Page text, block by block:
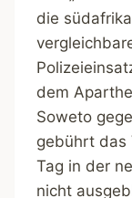
die
dem
Soweto
gebührt das
Tag in der
nicht